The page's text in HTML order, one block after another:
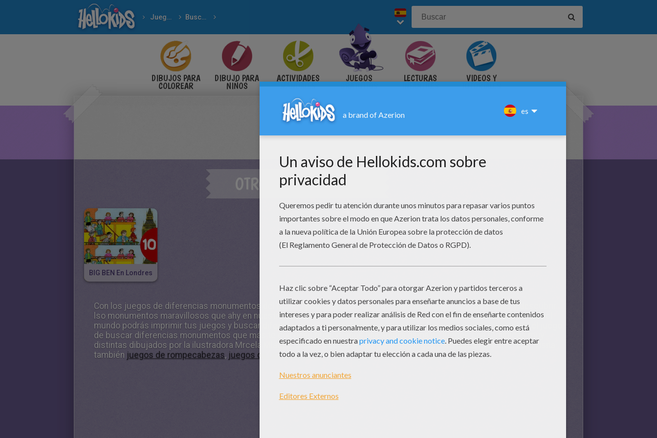
Juegos Gratuitos Buscar las diferencias
Juegos de diferencias MONUMENTOS DEL MUNDO
DIBUJOS PARA
COLOREAR
DIBUJO PARA
NIÑOS
ACTIVIDADES
MANUALES
JUEGOS
GRATUITOS
LECTURAS
INFANTILES
VIDEOS Y
TUTORIALES
OTROS CONTENIDOS
BIG BEN En Londres
Con los juegos de diferencias monumentos del mundopodrás pasar horas de entretenimiento muy divertidas y descubrir
lso monumentos maravillosos que ahy en nuestro mundo. Además dejuegos de buscar diferencias de monumentos del
mundo podrás imprimir tus juegos y buscar diferencias con tus amigso apra el verano. Para que puedas encontrar el
de buscar diferencias monumentos que más te conviene proponemos una amplia gama de juegos con temáticas muy
distintas dibujados por la ilustradora Mrcela Mladen. Disfruta de esta categoria de juegos para niños muy divertida. Visita
también juegos de rompecabezas, juegos de unir puntos